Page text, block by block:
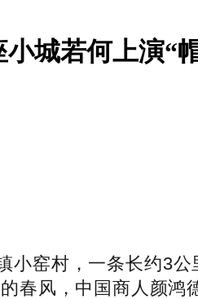
城若何上演“
窑村，一条长约3公
春风，中国商人颜